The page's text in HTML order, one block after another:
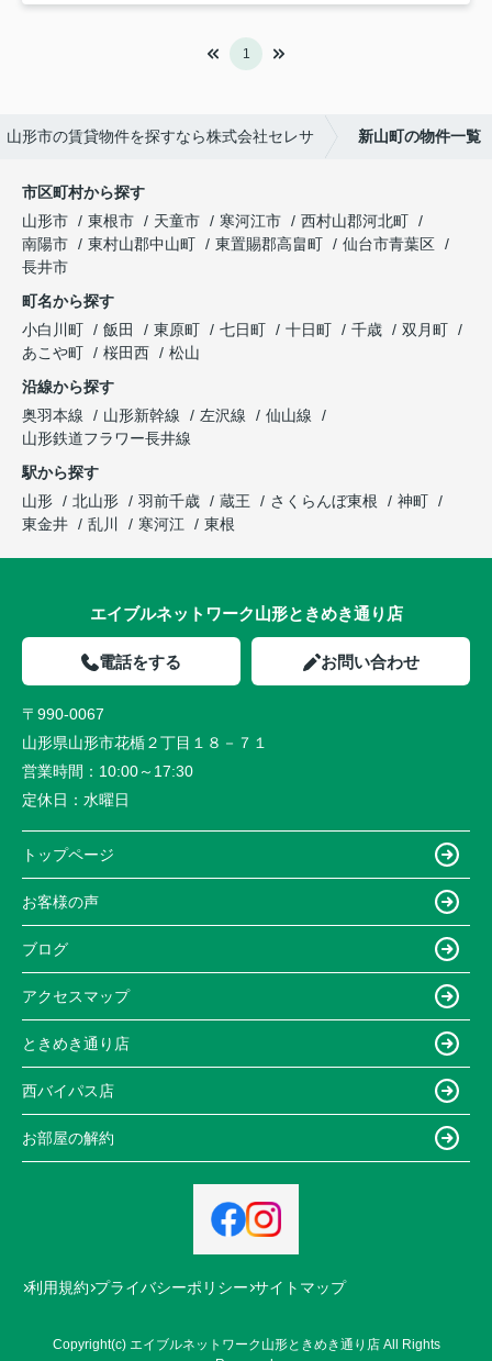
1
山形市の賃貸物件を探すなら株式会社セレサ 新山町の物件一覧
市区町村から探す
山形市
東根市 天童市 寒河江市
西村山郡河北町
南陽市
東村山郡中山町 東置賜郡高畠町
仙台市青葉区
長井市
町名から探す
小白川町
飯田 東原町 七日町 十日町 千歳
双月町
あこや町
桜田西
松山
沿線から探す
奥羽本線
山形新幹線 左沢線
仙山線
山形鉄道フラワー長井線
駅から探す
山形
北山形 羽前千歳 蔵王 さくらんぼ東根
神町
東金井
乱川 寒河江 東根
エイブルネットワーク山形ときめき通り店
電話をする お問い合わせ
〒990-0067
山形県山形市花楯２丁目１８－７１
営業時間： 10:00～17:30
定休日： 水曜日
トップページ
お客様の声
ブログ
アクセスマップ
ときめき通り店
西バイパス店
お部屋の解約
利用規約 プライバシーポリシー サイトマップ
Copyright(c) エイブルネットワーク山形ときめき通り店 All Rights